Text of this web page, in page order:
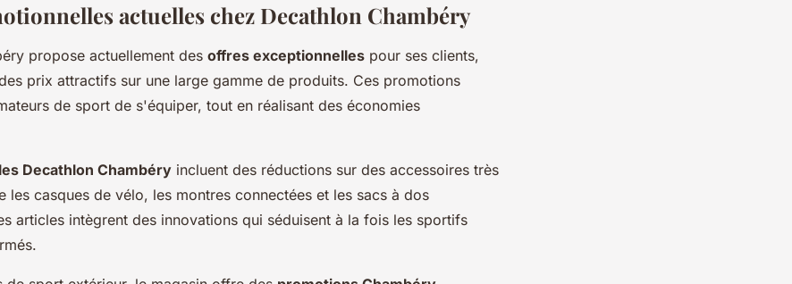
actuelles chez Decathlon Chambéry
propose actuellement des offres exceptionnelles pour ses clients,
prix attractifs sur une large gamme de produits. Ces promotions
de sport de s'équiper, tout en réalisant des économies
Decathlon Chambéry incluent des réductions sur des accessoires très
les casques de vélo, les montres connectées et les sacs à dos
articles intègrent des innovations qui séduisent à la fois les sportifs